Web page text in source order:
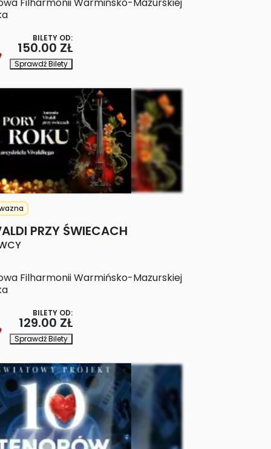
BILETY OD:
150.00 ZŁ
Sprawdź Bilety
PRZY ŚWIECACH
Filharmonii Warmińsko-Mazurskiej
BILETY OD:
129.00 ZŁ
Sprawdź Bilety